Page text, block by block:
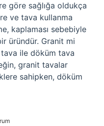
göre sağlığa oldukça
ve tava kullanma
kaplaması sebebiyle
üründür. Granit mi
ile döküm tava
granit tavalar
sahipken, döküm